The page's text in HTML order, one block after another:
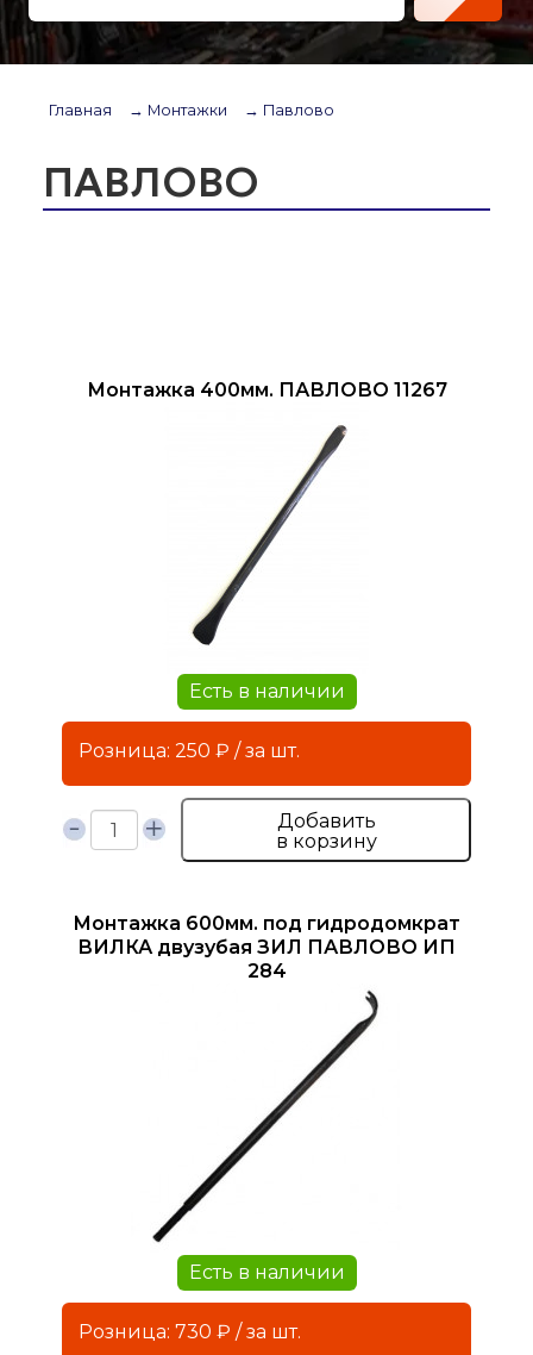
Главная → Монтажки → Павлово
ПАВЛОВО
Монтажка 400мм. ПАВЛОВО 11267
Есть в наличии
Розница: 250 ₽ / за шт.
Добавить
в корзину
Монтажка 600мм. под гидродомкрат
ВИЛКА двузубая ЗИЛ ПАВЛОВО ИП
284
Есть в наличии
Розница: 730 ₽ / за шт.